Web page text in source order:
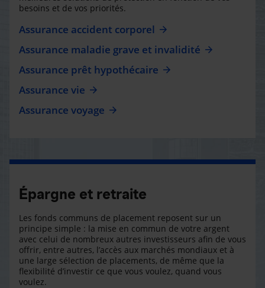
besoins et de vos priorités.
Assurance accident corporel
Assurance maladie grave et invalidité
Assurance prêt hypothécaire
Assurance vie
Assurance voyage
Épargne et retraite
Les fonds communs de placement reposent sur un
principe simple : la mise en commun de votre argent
avec celui de nombreux autres investisseurs afin de vous
offrir, entre autres, l’accès aux marchés mondiaux et à
une large sélection de placements, de même que la
flexibilité d’investir ce que vous voulez, quand vous
voulez.